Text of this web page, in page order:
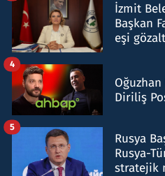
İzmit
Başkan
eşi
Diriliş
4
Rusya
Rusya-
stratejik
5